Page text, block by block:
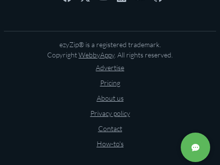
ezyZip® is a registered trademark.
CopyrightWebbyAppy. All rights reserved.
Advertise
Pricing
About us
Privacy policy
Contact
How-to's